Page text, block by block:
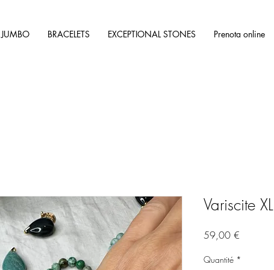
JUMBO BRACELETS EXCEPTIONAL STONES Prenota online
Variscite XL
59,00 €
Quantité *